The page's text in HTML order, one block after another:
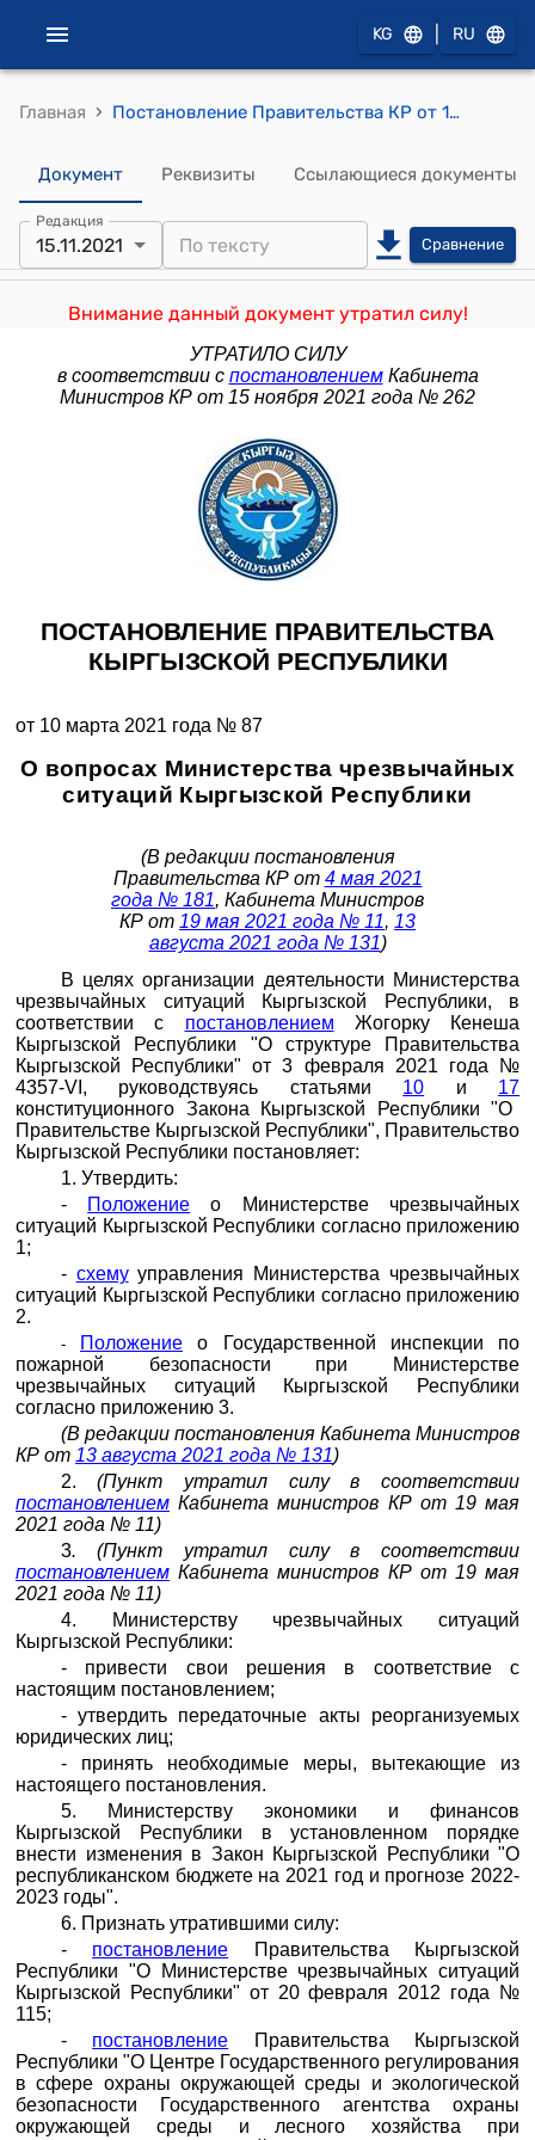
KG RU
Главная › Постановление Правительства КР от 10 марта 2021 года № 87 "О вопросах Министерства чрезвычайных ситуаций Кыргызской Республики"
Документ Реквизиты Ссылающиеся документы
Редакция
15.11.2021 Сравнение
Внимание данный документ утратил силу!